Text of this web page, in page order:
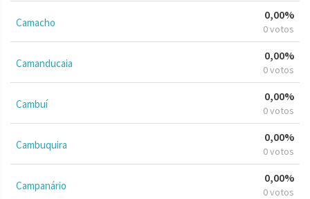
Camacho
0,00%
0 votos
Camanducaia
0,00%
0 votos
Cambuí
0,00%
0 votos
Cambuquira
0,00%
0 votos
Campanário
0,00%
0 votos